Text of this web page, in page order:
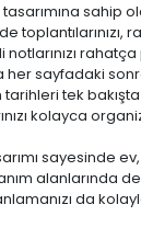
sahip
toplantılarınızı,
her sayfadaki
tek
kolayca
sayesinde
alanlarında
da